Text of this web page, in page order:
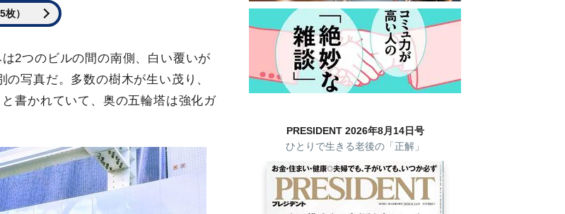
）
2つのビルの間の南側、白い覆いが
写真だ。多数の樹木が生い茂り、
書かれていて、奥の五輪塔は強化ガ
PRESIDENT 2026年8月14日号
ひとりで生きる老後の「正解」